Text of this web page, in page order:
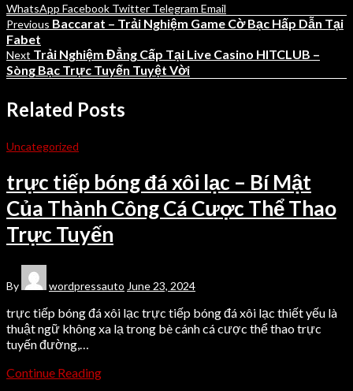
WhatsApp Facebook Twitter Telegram Email
Previous Baccarat – Trải Nghiệm Game Cờ Bạc Hấp Dẫn Tại
Fabet
Next Trải Nghiệm Đẳng Cấp Tại Live Casino HITCLUB –
Sòng Bạc Trực Tuyến Tuyệt Vời
Related Posts
Uncategorized
trực tiếp bóng đá xôi lạc – Bí Mật
Của Thành Công Cá Cược Thể Thao
Trực Tuyến
By wordpressauto June 23, 2024
trực tiếp bóng đá xôi lạc trực tiếp bóng đá xôi lạc thiết yếu là
thuật ngữ không xa lạ trong bè cánh cá cược thể thao trực
tuyến đường,…
Continue Reading